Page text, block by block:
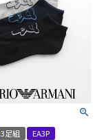
3足組
EA3P